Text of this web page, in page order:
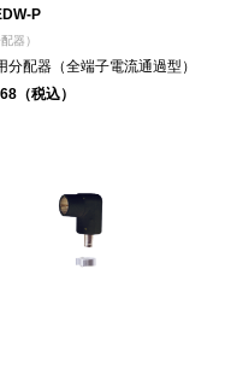
P
器）
分配器（全端子電流通過型）
（税込）